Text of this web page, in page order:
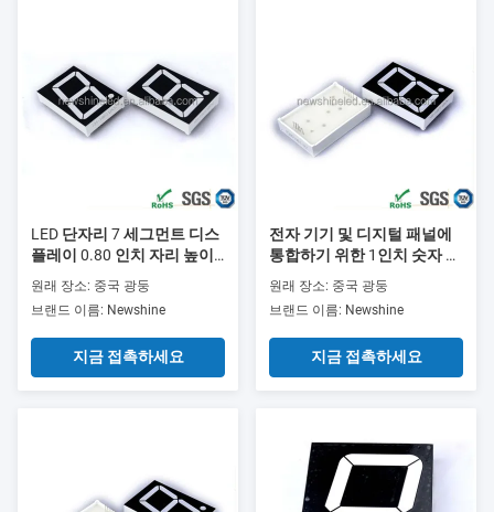
LED 단자리 7 세그먼트 디스
플레이 0.80 인치 자리 높이
지털 판독 및 제어판을 위해
설계
원래 장소: 중국 광둥
브랜드 이름: Newshine
지금 접촉하세요
전자 기기 및 디지털 패널에
통합하기 위한 1인치 숫자 높
디스플레이 빨간색
원래 장소: 중국 광둥
브랜드 이름: Newshine
지금 접촉하세요